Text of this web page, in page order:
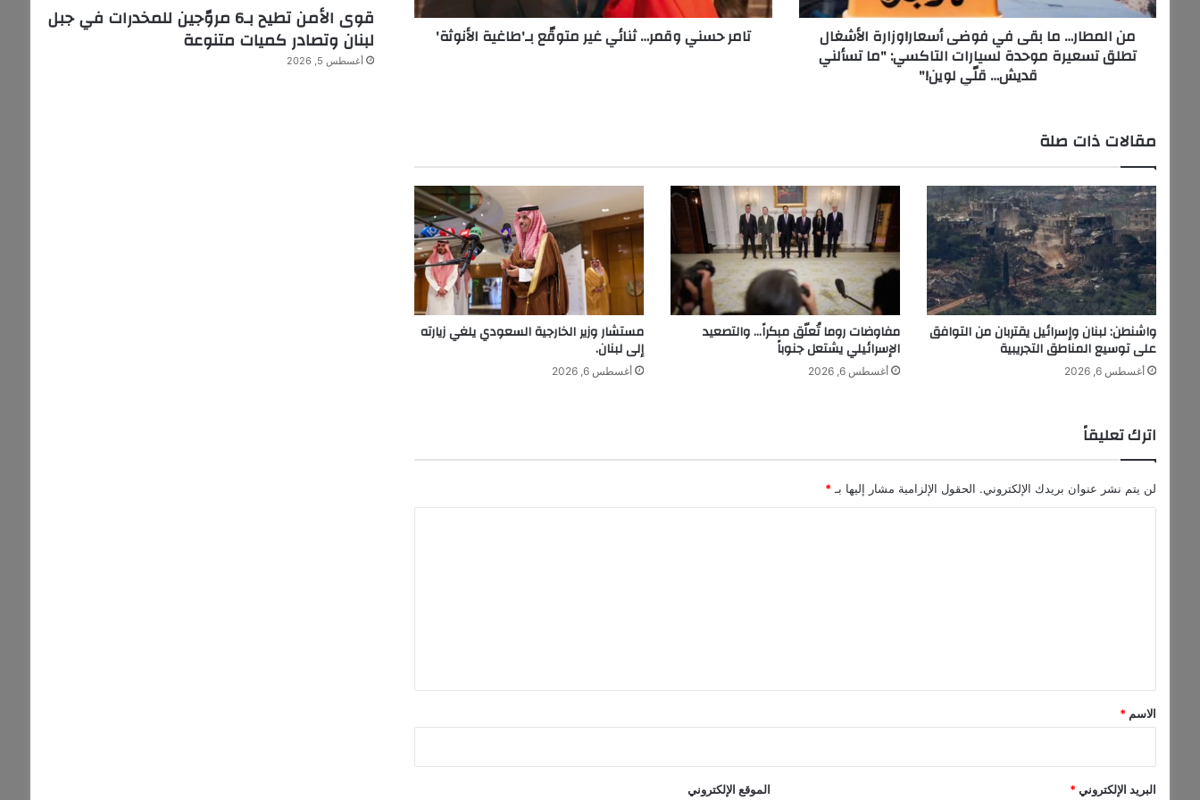
الأشغال
تطلق
تسعيرة
تسألني
قديش…
قلّي
لوين!"
من المطار… ما بقى في فوضى أسعار!وزارة الأشغال
تطلق تسعيرة موحدة لسيارات التاكسي: "ما تسألني
قديش… قلّي لوين!"
تامر حسني وقمر… ثنائي غير متوقّع بـ'طاغية الأنوثة'
مقالات ذات صلة
واشنطن: لبنان وإسرائيل يقتربان من التوافق
على توسيع المناطق التجريبية
أغسطس 6, 2026
مفاوضات روما تُعلّق مبكراً… والتصعيد
الإسرائيلي يشتعل جنوباً
أغسطس 6, 2026
مستشار وزير الخارجية السعودي يلغي زيارته
إلى لبنان.
أغسطس 6, 2026
اترك تعليقاً
لن يتم نشر عنوان بريدك الإلكتروني. الحقول الإلزامية مشار إليها بـ *
*
الاسم *
البريد الإلكتروني* الموقع الإلكتروني
قوى الأمن تطيح بـ6 مروّجين للمخدرات في جبل
لبنان وتصادر كميات متنوعة
أغسطس 5, 2026